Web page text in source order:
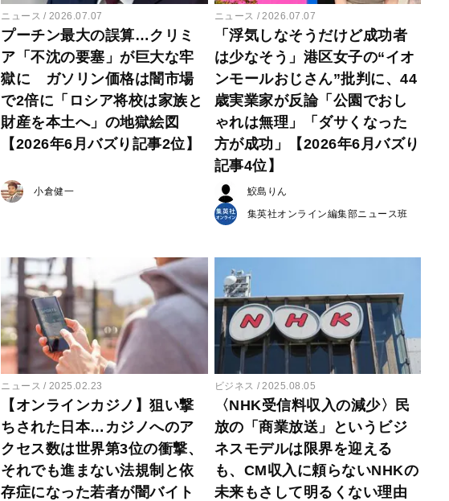
ニュース 2026.07.07
プーチン最大の誤算…クリミ
ア「不沈の要塞」が巨大な牢
獄に ガソリン価格は闇市場
で2倍に「ロシア将校は家族と
財産を本土へ」の地獄絵図
【2026年6月バズり記事2位】
小倉健一
ニュース 2026.07.07
「浮気しなそうだけど成功者
は少なそう」港区女子の“イオ
ンモールおじさん”批判に、44
歳実業家が反論「公園でおし
ゃれは無理」「ダサくなった
方が成功」【2026年6月バズり
記事4位】
鮫島りん
集英社オンライン編集部ニュース班
ニュース 2025.02.23
【オンラインカジノ】狙い撃
ちされた日本…カジノへのア
クセス数は世界第3位の衝撃、
それでも進まない法規制と依
存症になった若者が闇バイト
ビジネス 2025.08.05
〈NHK受信料収入の減少〉民
放の「商業放送」というビジ
ネスモデルは限界を迎える
も、CM収入に頼らないNHKの
未来もさして明るくない理由